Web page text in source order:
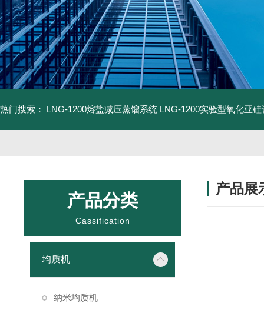
热门搜索： LNG-1200熔盐减压蒸馏系统 LNG-1200实验型氧化亚硅
产品分类
Cassification
均质机
纳米均质机
产品展